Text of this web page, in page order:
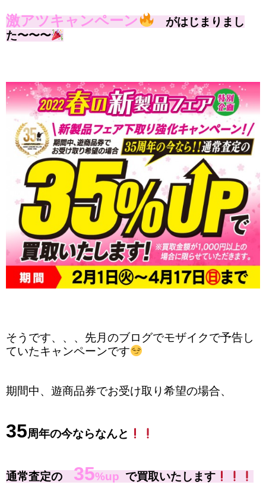
激アツキャンペーン
がはじまりまし
た〜〜〜
そうです、、、先月のブログでモザイクで予告し
ていたキャンペーンです
期間中、遊商品券でお受け取り希望の場合、
35周年の今ならなんと
通常査定の 35%up で買取いたします